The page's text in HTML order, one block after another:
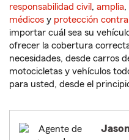
responsabilidad civil , amplia,
médicos y protección
importar cuál sea su
ofrecer la cobertura
necesidades, desde carros
motocicletas y vehículos
para usted, desde el